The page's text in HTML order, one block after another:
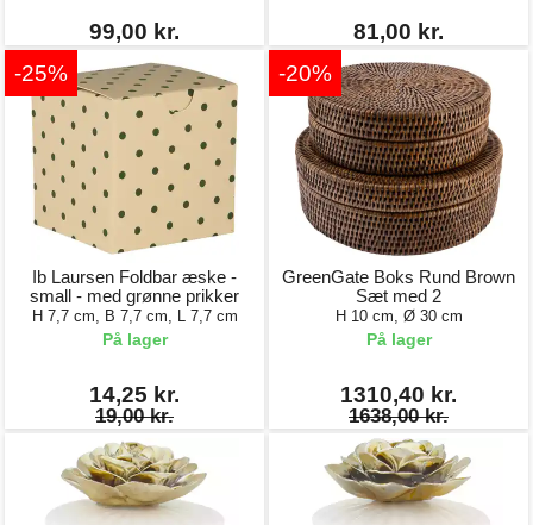
99,00 kr.
81,00 kr.
-25%
Ib Laursen Foldbar æske -
small - med grønne prikker
H 7,7 cm, B 7,7 cm, L 7,7 cm
På lager
14,25 kr.
19,00 kr.
-20%
GreenGate Boks Rund Brown
Sæt med 2
H 10 cm, Ø 30 cm
På lager
1310,40 kr.
1638,00 kr.